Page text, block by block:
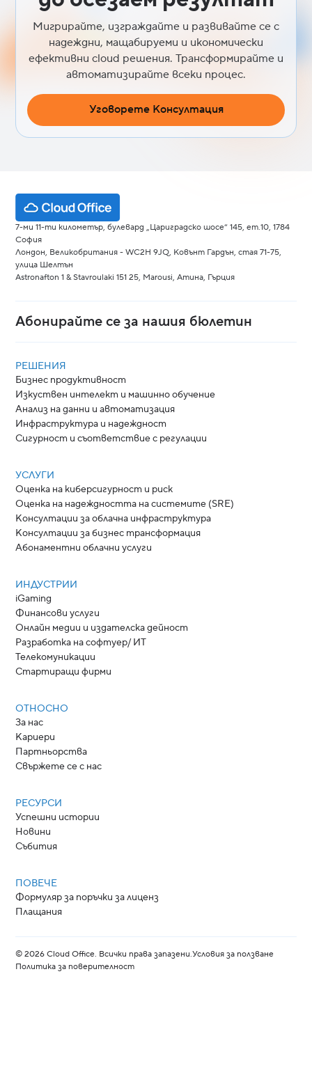
Мигрирайте, изграждайте и развивайте се с
надеждни, мащабируеми и икономически
ефективни cloud решения. Трансформирайте и
автоматизирайте всеки процес.
Уговорете Консултация
7-ми 11-ти километър, булевард „Цариградско шосе“ 145, ет.10, 1784
София
Лондон, Великобритания - WC2H 9JQ, Ковънт Гардън, стая 71-75,
улица Шелтън
Astronafton 1 & Stavroulaki 151 25, Marousi, Атина, Гърция
Абонирайте се за нашия бюлетин
РЕШЕНИЯ
Бизнес продуктивност
Изкуствен интелект и машинно обучение
Анализ на данни и автоматизация
Инфраструктура и надеждност
Сигурност и съответствие с регулации
УСЛУГИ
Оценка на киберсигурност и риск
Оценка на надеждността на системите (SRE)
Консултации за облачна инфраструктура
Консултации за бизнес трансформация
Абонаментни облачни услуги
ИНДУСТРИИ
iGaming
Финансови услуги
Онлайн медии и издателска дейност
Разработка на софтуер/ ИТ
Телекомуникации
Стартиращи фирми
ОТНОСНО
За нас
Кариери
Партньорства
Свържете се с нас
РЕСУРСИ
Успешни истории
Новини
Събития
ПОВЕЧЕ
Формуляр за поръчки за лиценз
Плащания
©2026 Cloud Office. Всички права запазени.Условия за ползване
Политика за поверителност